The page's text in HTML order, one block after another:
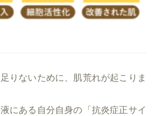
りないために、肌荒れが起こりま
にある自分自身の「抗炎症正サイ